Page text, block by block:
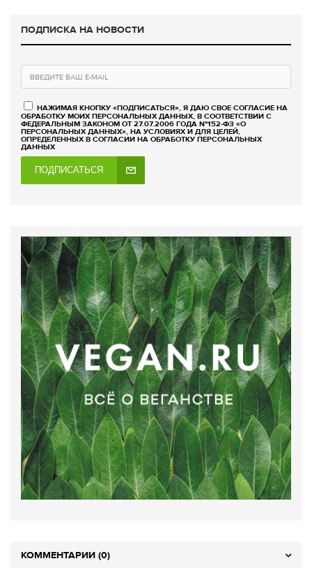
ПОДПИСКА НА НОВОСТИ
НАЖИМАЯ КНОПКУ «ПОДПИСАТЬСЯ», Я ДАЮ СВОЕ СОГЛАСИЕ НА
ОБРАБОТКУ МОИХ ПЕРСОНАЛЬНЫХ ДАННЫХ, В СООТВЕТСТВИИ С
ФЕДЕРАЛЬНЫМ ЗАКОНОМ ОТ 27.07.2006 ГОДА №152-ФЗ «О
ПЕРСОНАЛЬНЫХ ДАННЫХ», НА УСЛОВИЯХ И ДЛЯ ЦЕЛЕЙ,
ОПРЕДЕЛЕННЫХ В СОГЛАСИИ НА ОБРАБОТКУ ПЕРСОНАЛЬНЫХ
ДАННЫХ
ПОДПИСАТЬСЯ
КОММЕНТАРИИ (0)